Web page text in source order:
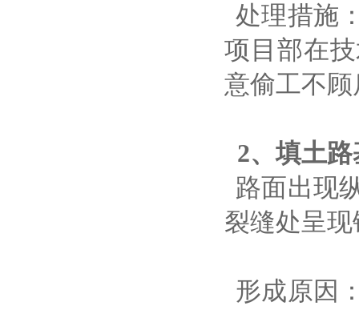
处理措施
项目部在
意偷工不
2、填土
路面出现
裂缝处呈
形成原因